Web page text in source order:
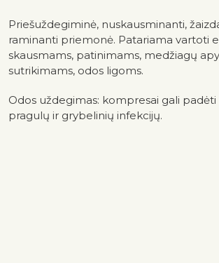
Priešuždegiminė, nuskausminanti,
raminanti priemonė. Patariama vartoti
skausmams, patinimams, medžiagų
sutrikimams, odos ligoms.
Odos uždegimas: kompresai gali
pragulų ir grybelinių infekcijų.